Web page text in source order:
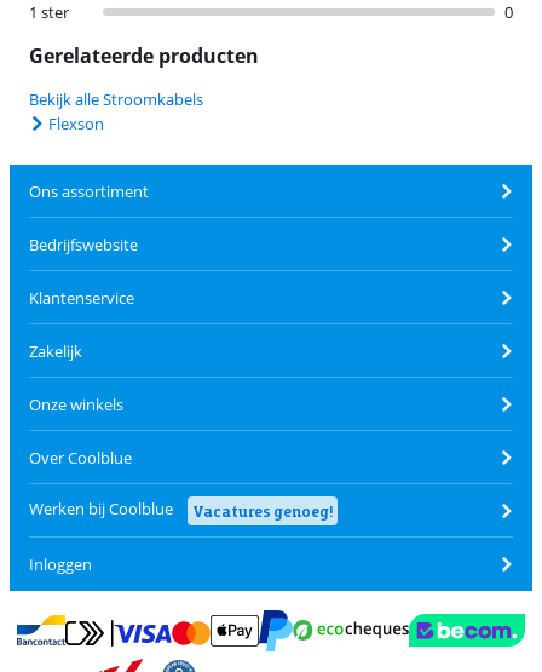
1 ster
0
Gerelateerde producten
Bekijk alle Stroomkabels
Flexson
Ons assortiment
Bedrijfswebsite
Klantenservice
Zakelijk
Onze winkels
Over Coolblue
Werken bij Coolblue Vacatures genoeg!
Inloggen
Betalen met Bancontact
Betalen met MasterCard en Visa via ClickToPay